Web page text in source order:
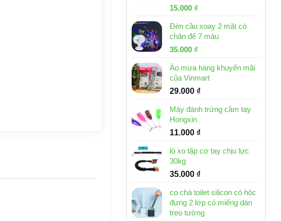
Giá
là:
32.000 ₫.
15.000 ₫
tại
là:
Đèn cầu xoay 2 mặt có
chân đế 7 màu
Giá
là:
46.000 ₫.
35.000 ₫
tại
là:
35.000 ₫.
Áo mưa hàng khuyến mãi
của Vinmart
29.000 ₫
Máy đánh trứng cầm tay
Hongxin
11.000 ₫
lò xo tập cơ tay chịu lực
30kg
35.000 ₫
cọ chà toilet silicon có hộc
đựng 2 lớp có miếng dán
treo tường